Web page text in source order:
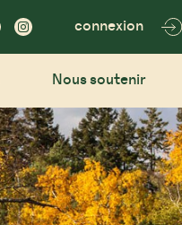
connexion
Nous soutenir